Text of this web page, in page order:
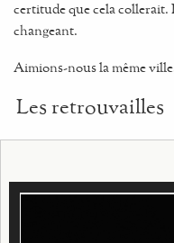
certitude que cela collerait.
changeant.
Aimions-nous la même
Les retrouvailles